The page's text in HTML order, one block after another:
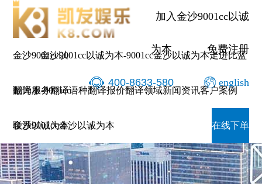
加入金沙9001cc以诚
为本 免费注册
400-8633-580 english
金沙9001cc以
诚为本-9001cc
金沙以诚为本
金沙9001cc以诚为本-9001cc金沙以诚为本走进比蓝
翻译服务翻译语种翻译报价翻译领域新闻资讯客户案例
联系9001cc金沙以诚为本 在线下单